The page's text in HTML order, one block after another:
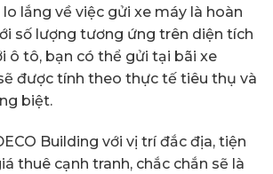
lắng về việc gửi xe máy là hoàn
số lượng tương ứng trên diện tích
ô tô, bạn có thể gửi tại bãi xe
được tính theo thực tế tiêu thụ và
biệt.
Building với vị trí đắc địa, tiện
thuê cạnh tranh, chắc chắn sẽ là